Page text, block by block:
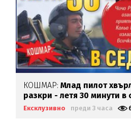
КОШМАР:Млад пилот
разкри - летя 30 минути в
Ексклузивно преди 3 часа